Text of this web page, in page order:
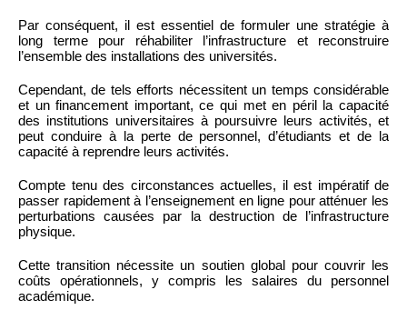
Par conséquent, il est essentiel de formuler une stratégie à
long terme pour réhabiliter l’infrastructure et reconstruire
l’ensemble des installations des universités.
Cependant, de tels efforts nécessitent un temps considérable
et un financement important, ce qui met en péril la capacité
des institutions universitaires à poursuivre leurs activités, et
peut conduire à la perte de personnel, d’étudiants et de la
capacité à reprendre leurs activités.
Compte tenu des circonstances actuelles, il est impératif de
passer rapidement à l’enseignement en ligne pour atténuer les
perturbations causées par la destruction de l’infrastructure
physique.
Cette transition nécessite un soutien global pour couvrir les
coûts opérationnels, y compris les salaires du personnel
académique.